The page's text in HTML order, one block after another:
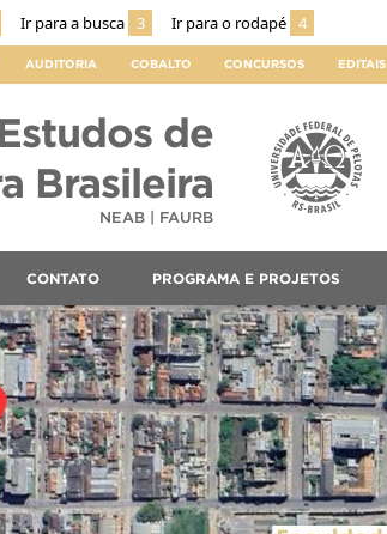
Ir para a busca 3 Ir para o rodapé 4
AUDITORIA COBALTO CONCURSOS EDITAIS
de
Brasileira
NEAB | FAURB
CONTATO PROGRAMA E PROJETOS